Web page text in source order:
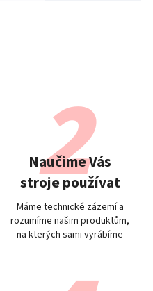
Naučime Vás
stroje používat
Máme technické zázemí a
rozumíme našim produktům,
na kterých sami vyrábíme